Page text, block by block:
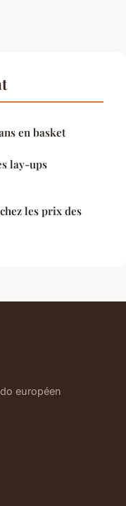
en basket
lay-ups
les prix des
européen